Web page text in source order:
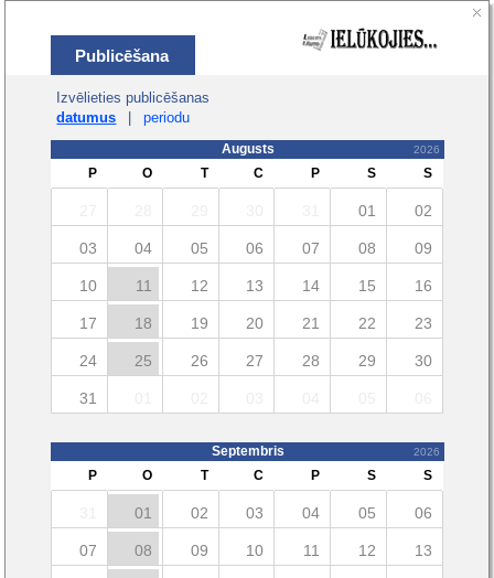
Publicēšana
Izvēlieties publicēšanas
datumus
periodu
Augusts 2026
P O T C P S S
01 02
03 04 05 06 07 08 09
10 11 12 13 14 15 16
17 18 19 20 21 22 23
24 25 26 27 28 29 30
31
Septembris 2026
P O T C P S S
01 02 03 04 05 06
07 08 09 10 11 12 13